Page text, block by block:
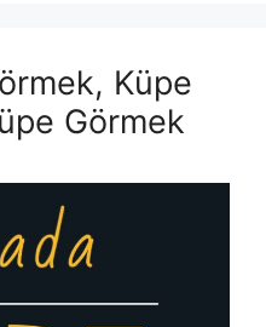
Küpe
Görmek